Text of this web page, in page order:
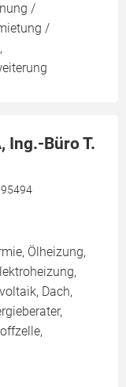
/
/
Ing.-Büro T.
95494
Ölheizung,
Dach,